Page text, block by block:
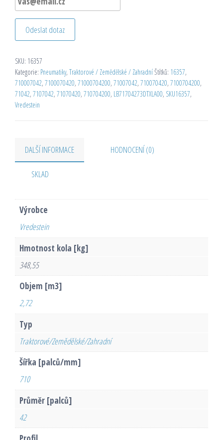
Odeslat dotaz
SKU: 16357
Kategorie: Pneumatiky, Traktorové / Zemědělské / ZahradníŠtítků: 16357,
710007042, 7100070420, 71000704200, 71007042, 710070420, 7100704200,
71042, 7107042, 71070420, 710704200, LB71704273DTXLA00, SKU16357,
Vredestein
DALŠÍ INFORMACE HODNOCENÍ (0)
SKLAD
Výrobce
Vredestein
Hmotnost kola [kg]
348,55
Objem [m3]
2,72
Typ
Traktorové/Zemědělské/Zahradní
Šířka [palců/mm]
710
Průměr [palců]
42